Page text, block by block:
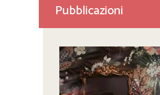
Pubblicazioni